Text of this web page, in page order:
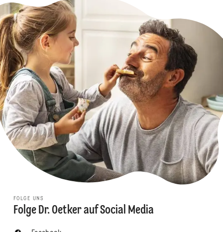
FOLGE UNS
Folge Dr. Oetker auf Social Media